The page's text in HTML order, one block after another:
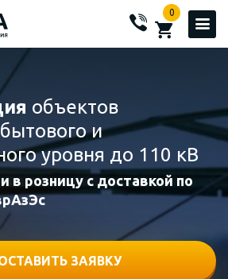
0
объектов
бытового и
уровня до 110 кВ
в розницу с доставкой по
ЗАЯВКУ